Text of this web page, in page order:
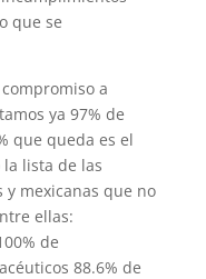
que se
a
ya 97% de
que queda es el
lista de las
y mexicanas que no
ellas:
de
88.6% de